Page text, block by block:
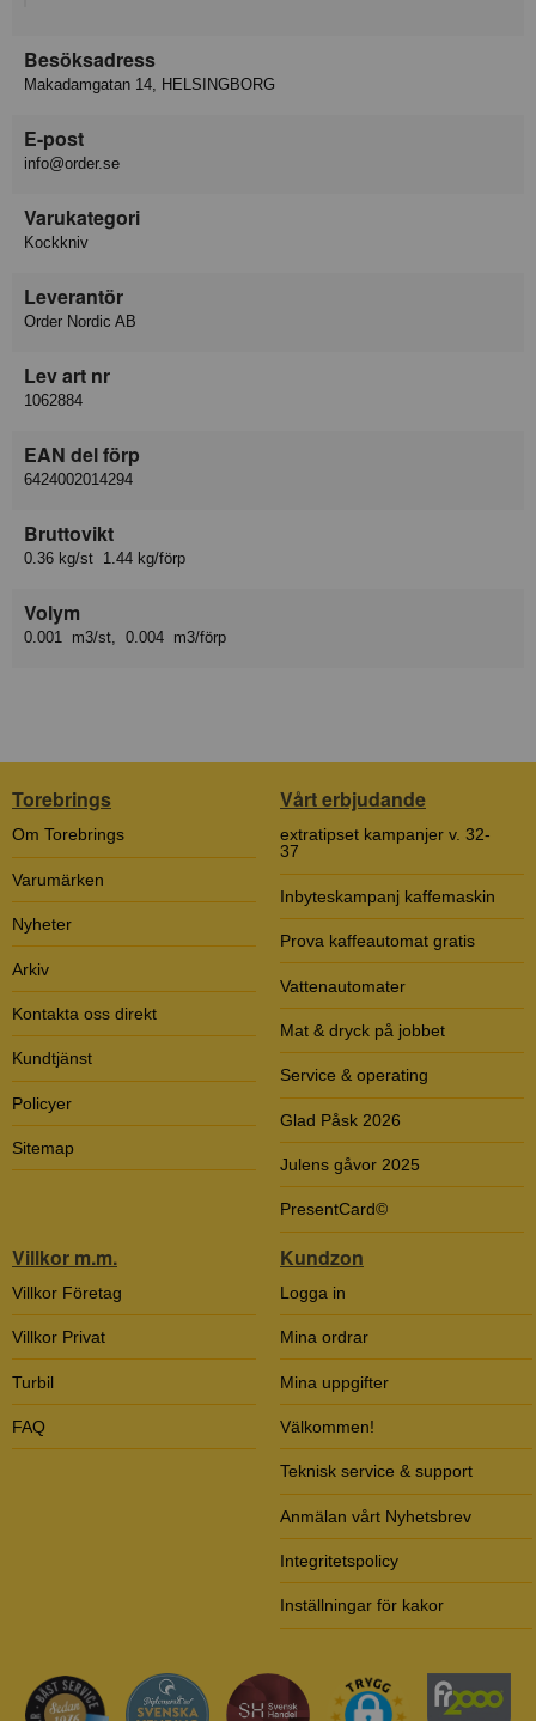
Besöksadress
Makadamgatan 14, HELSINGBORG
E-post
info@order.se
Varukategori
Kockkniv
Leverantör
Order Nordic AB
Lev art nr
1062884
EAN del förp
6424002014294
Bruttovikt
0.36 kg/st 1.44 kg/förp
Volym
0.001 m3/st, 0.004 m3/förp
Torebrings
Om Torebrings
Varumärken
Nyheter
Arkiv
Kontakta oss direkt
Kundtjänst
Policyer
Sitemap
Vårt erbjudande
extratipset kampanjer v. 32-
37
Inbyteskampanj kaffemaskin
Prova kaffeautomat gratis
Vattenautomater
Mat & dryck på jobbet
Service & operating
Glad Påsk 2026
Julens gåvor 2025
PresentCard©
Villkor m.m.
Villkor Företag
Villkor Privat
Turbil
FAQ
Kundzon
Logga in
Mina ordrar
Mina uppgifter
Välkommen!
Teknisk service & support
Anmälan vårt Nyhetsbrev
Integritetspolicy
Inställningar för kakor